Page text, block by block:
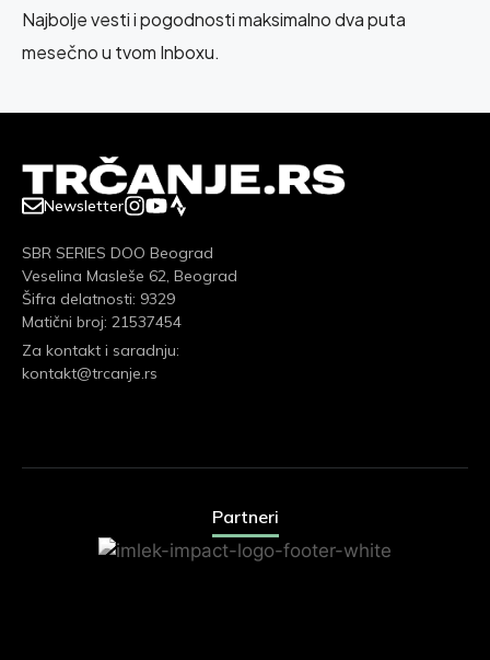
Najbolje vesti i pogodnosti maksimalno dva puta
mesečno u tvom Inboxu.
Newsletter
SBR SERIES DOO Beograd
Veselina Masleše 62, Beograd
Šifra delatnosti: 9329
Matični broj: 21537454
Za kontakt i saradnju:
kontakt@trcanje.rs
Partneri